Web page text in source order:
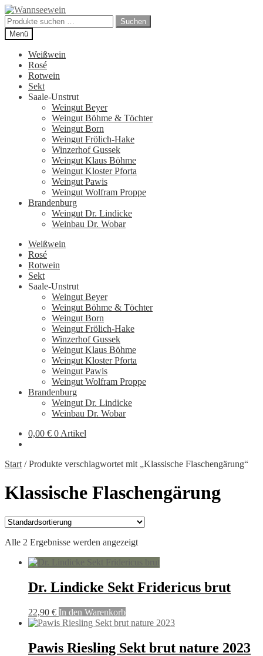
Zur
Navigation
springen
Zum
Inhalt
springen
Suchen
nach:
Suchen
Menü
Weißwein
Rosé
Rotwein
Sekt
Saale-Unstrut
Weingut Beyer
Weingut Böhme & Töchter
Weingut Born
Weingut Frölich-Hake
Winzerhof Gussek
Weingut Klaus Böhme
Weingut Kloster Pforta
Weingut Pawis
Weingut Wolfram Proppe
Brandenburg
Weingut Dr. Lindicke
Weinbau Dr. Wobar
Weißwein
Rosé
Rotwein
Sekt
Saale-Unstrut
Weingut Beyer
Weingut Böhme & Töchter
Weingut Born
Weingut Frölich-Hake
Winzerhof Gussek
Weingut Klaus Böhme
Weingut Kloster Pforta
Weingut Pawis
Weingut Wolfram Proppe
Brandenburg
Weingut Dr. Lindicke
Weinbau Dr. Wobar
0,00 € 0 Artikel
Start /Produkte verschlagwortet mit „Klassische Flaschengärung“
Klassische Flaschengärung
Alle 2 Ergebnisse werden angezeigt
Dr. Lindicke Sekt Fridericus brut
22,90 € In den Warenkorb
Pawis Riesling Sekt brut nature 2023